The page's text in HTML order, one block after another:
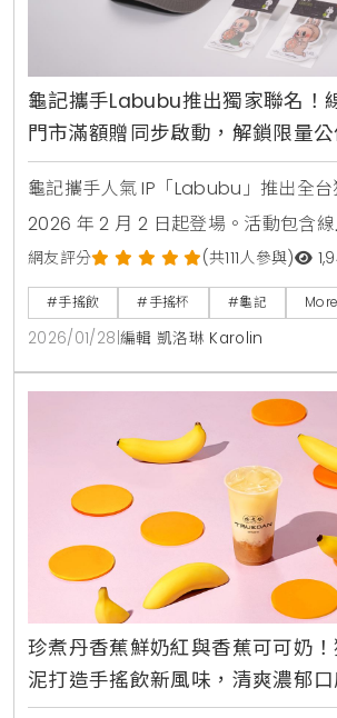
龜記攜手Labubu推出獨家聯名！
門市滿額贈同步啟動，解鎖限量
與專屬杯款設計
龜記攜手人氣 IP「Labubu」推出全台
2026 年 2 月 2 日起登場。活動包含線
購，限量推出 18 公分公仔、吊飾、刺
身。結合龍家昇的潮玩藝術與龜記茶飲
物大生活的跨界宇宙。
網友評分 (共111人參與)
#手搖飲 #手搖杯 #龜記 More
2026/01/28 編輯 凱洛琳 Karolin
珍煮丹香蕉鮮奶紅與香蕉可可奶
泥打造手搖飲新風味，清爽濃郁